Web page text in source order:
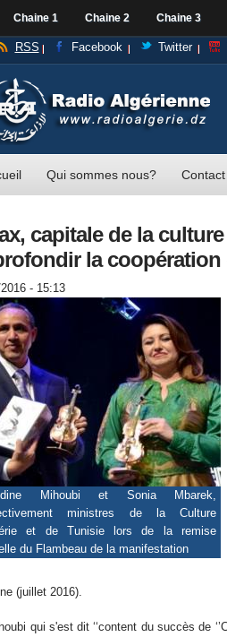
Chaine 1 Chaine 2 Chaine 3
RSS Facebook Twitter
Qui sommes nous? Contact
capitale de la
la
- 15:13
Mihoubi et Sonia Mbarek,
ministres de la Culture
et de Tunisie lors de la remise
du Flambeau de la manifestation
(juillet 2016).
qui s'est dit ‘‘content du succès de